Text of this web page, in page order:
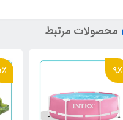
محصولات مرتبط
9٪